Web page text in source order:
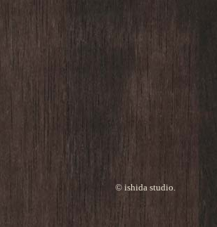
© ishida studio.